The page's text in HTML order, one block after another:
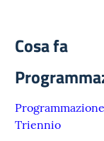
Cosa fa
Triennio